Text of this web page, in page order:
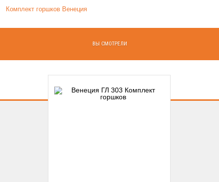
Комплект горшков Венеция
ВЫ СМОТРЕЛИ